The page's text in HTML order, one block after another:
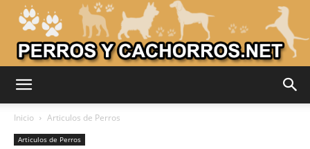
Inicio Articulos de Perros
Articulos de Perros